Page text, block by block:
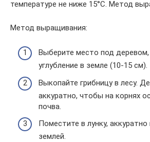
температуре не ниже 15°С. Метод
Метод выращивания:
Выберите место под деревом,
углубление в земле (10-15 см).
Выкопайте грибницу в лесу.
аккуратно, чтобы на корнях
почва.
Поместите в лунку, аккуратно
землей.